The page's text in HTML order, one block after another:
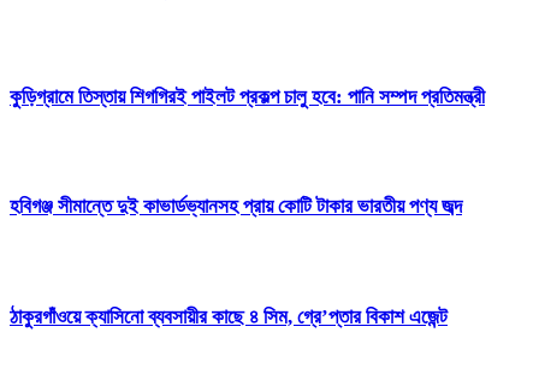
কুড়িগ্রামে তিস্তায় শিগগিরই পাইলট প্রকল্প চালু হবে: পানি সম্পদ প্রতিমন্ত্রী
হবিগঞ্জ সীমান্তে দুই কাভার্ডভ্যানসহ প্রায় কোটি টাকার ভারতীয় পণ্য জব্দ
ঠাকুরগাঁওয়ে ক্যাসিনো ব্যবসায়ীর কাছে ৪ সিম, গ্রে’প্তার বিকাশ এজেন্ট